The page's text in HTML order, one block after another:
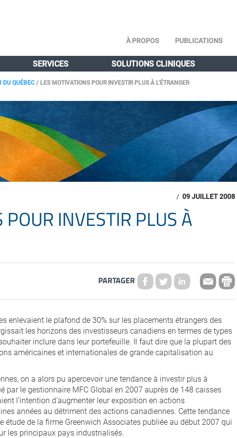
À PROPOS PUBLICATIONS
SERVICES SOLUTIONS CLINIQUES
DU QUÉBEC/ LES MOTIVATIONS POUR INVESTIR PLUS À L’ÉTRANGER
/ 09 JUILLET 2008
INVESTIR PLUS À
PARTAGER
enlevaient le plafond de 30% sur les placements étrangers des
les horizons des investisseurs canadiens en termes de types
inclure dans leur portefeuille. Il faut dire que la plupart des
américaines et internationales de grande capitalisation au
on a alors pu apercevoir une tendance à investir plus à
par le gestionnaire MFC Global en 2007 auprès de 148 caisses
l’intention d’augmenter leur exposition en actions
années au détriment des actions canadiennes. Cette tendance
étude de la firme Greenwich Associates publiée au début 2007 qui
les principaux pays industrialisés.